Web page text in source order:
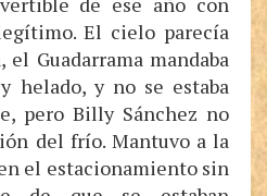
El cielo parecía
Guadarrama mandaba
helado, y no se estaba
pero Billy Sánchez no
del frío. Mantuvo a la
el estacionamiento sin